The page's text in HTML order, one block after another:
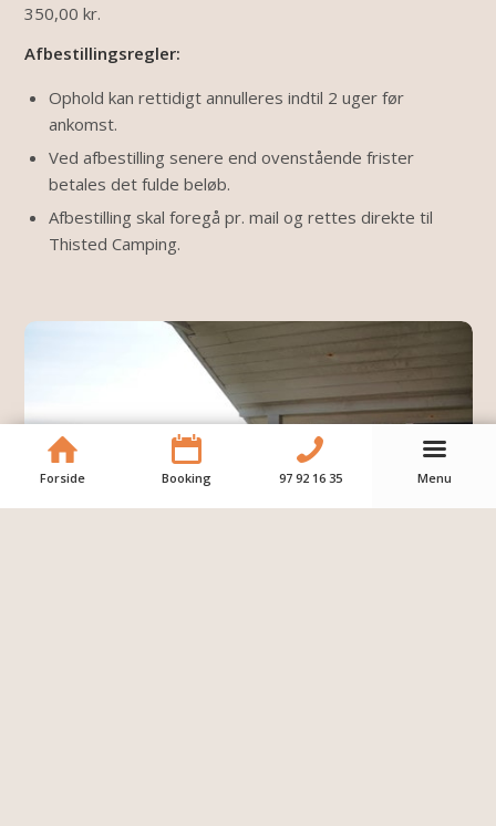
350,00 kr.
Afbestillingsregler:
Ophold kan rettidigt annulleres indtil 2 uger før
ankomst.
Ved afbestilling senere end ovenstående frister
betales det fulde beløb.
Afbestilling skal foregå pr. mail og rettes direkte til
Thisted Camping.
Forside Booking 97 92 16 35 Menu